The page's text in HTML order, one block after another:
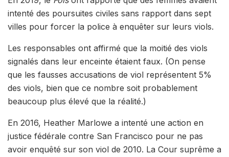
intenté des poursuites civiles sans rapport dans sept
villes pour forcer la police à enquêter sur leurs viols.
Les responsables ont affirmé que la moitié des viols
signalés dans leur enceinte étaient faux. (On pense
que les fausses accusations de viol représentent 5%
des viols, bien que ce nombre soit probablement
beaucoup plus élevé que la réalité.)
En 2016, Heather Marlowe a intenté une action en
justice fédérale contre San Francisco pour ne pas
avoir enquêté sur son viol de 2010. La Cour suprême a